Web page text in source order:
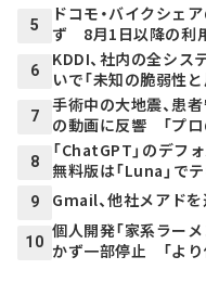
5
ドコモ・バイクシェ
ず 8月1日以降の利
6
KDDI、社内の全シ
いで「未知の脆弱性と
7
手術中の大地震、患
の動画に反響 「プロ
8
「ChatGPT」のデフ
無料版は「Luna」で
9 Gmail、他社メアド
10
個人開発「家系ラー
かず一部停止 「より